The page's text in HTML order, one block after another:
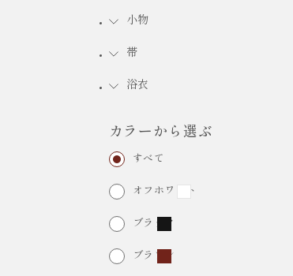
小物
帯
浴衣
カラーから選ぶ
すべて
オフホワイト
ブラック
ブラウン